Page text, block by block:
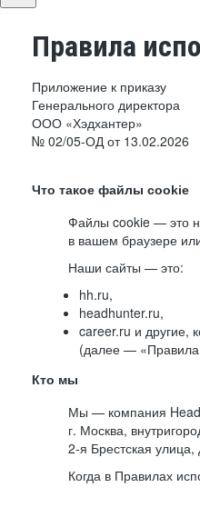
Правила
Приложение к приказу
Генерального директора
ООО «Хэдхантер»
№ 02/05-ОД от 13.02.2026
Что такое файлы cookie
Файлы cookie — это
в вашем браузере
Наши сайты — это:
hh.ru,
headhunter.ru,
career.ru и другие,
(далее —
Кто мы
Мы — компания
г. Москва,
2-я Брестская
Когда в Правилах